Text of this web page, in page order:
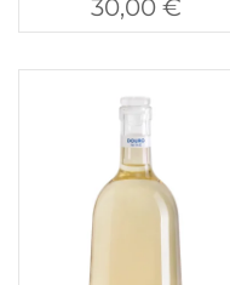
30,00 €